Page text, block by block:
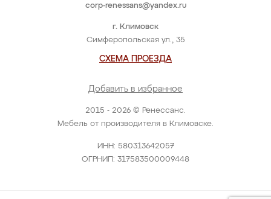
2015 - 2026 © Ренессанс.
Мебель от производителя в Климовске.
ИНН: 580313642057
ОГРНИП: 317583500009448
г. Климовск
Симферопольская ул., 35
СХЕМА ПРОЕЗДА
Добавить в избранное
corp-renessans@yandex.ru